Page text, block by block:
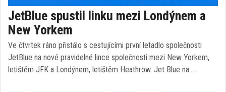
JetBlue spustil linku mezi Londýnem a
New Yorkem
Ve čtvrtek ráno přistálo s cestujícími první letadlo společnosti
JetBlue na nové pravidelné lince společnosti mezi New Yorkem,
letištěm JFK a Londýnem, letištěm Heathrow. Jet Blue na …